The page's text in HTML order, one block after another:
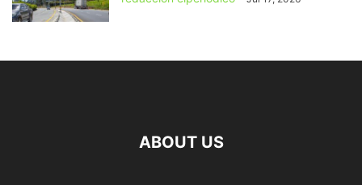
ABOUT US